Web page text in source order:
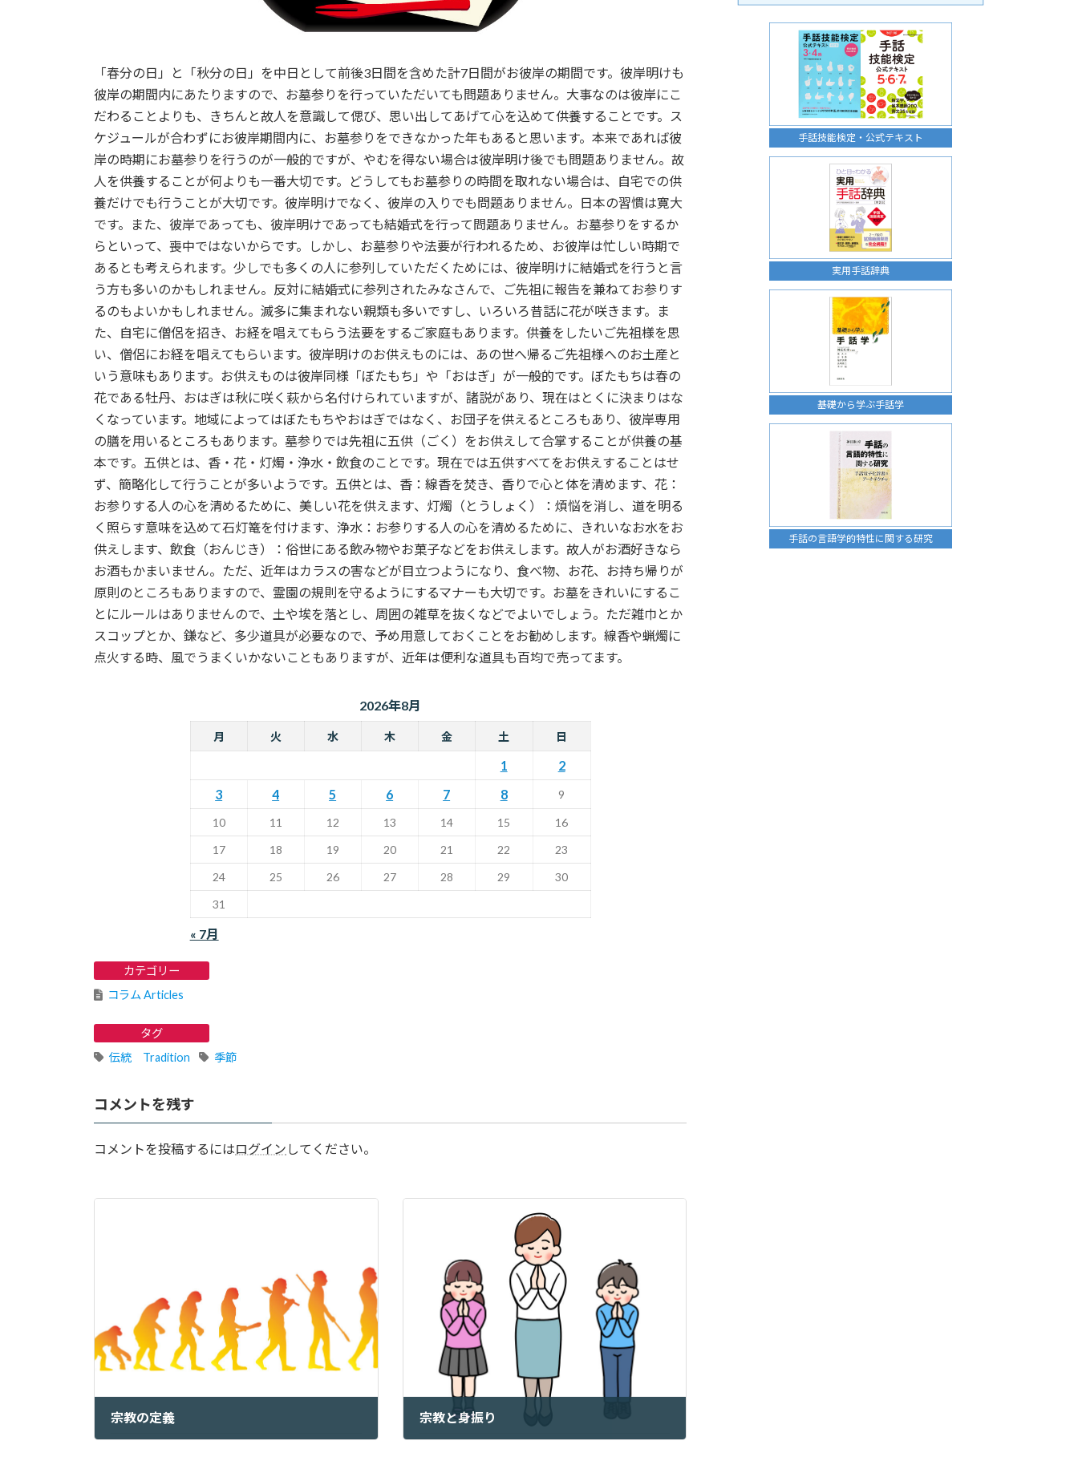
「春分の日」と「秋分の日」を中日として前後3日間を含めた計7日間がお彼岸の期間です。彼岸明けも
彼岸の期間内にあたりますので、お墓参りを行っていただいても問題ありません。大事なのは彼岸にこ
だわることよりも、きちんと故人を意識して偲び、思い出してあげて心を込めて供養することです。ス
ケジュールが合わずにお彼岸期間内に、お墓参りをできなかった年もあると思います。本来であれば彼
岸の時期にお墓参りを行うのが一般的ですが、やむを得ない場合は彼岸明け後でも問題ありません。故
人を供養することが何よりも一番大切です。どうしてもお墓参りの時間を取れない場合は、自宅での供
養だけでも行うことが大切です。彼岸明けでなく、彼岸の入りでも問題ありません。日本の習慣は寛大
です。また、彼岸であっても、彼岸明けであっても結婚式を行って問題ありません。お墓参りをするか
らといって、喪中ではないからです。しかし、お墓参りや法要が行われるため、お彼岸は忙しい時期で
あるとも考えられます。少しでも多くの人に参列していただくためには、彼岸明けに結婚式を行うと言
う方も多いのかもしれません。反対に結婚式に参列されたみなさんで、ご先祖に報告を兼ねてお参りす
るのもよいかもしれません。滅多に集まれない親類も多いですし、いろいろ昔話に花が咲きます。ま
た、自宅に僧侶を招き、お経を唱えてもらう法要をするご家庭もあります。供養をしたいご先祖様を思
い、僧侶にお経を唱えてもらいます。彼岸明けのお供えものには、あの世へ帰るご先祖様へのお土産と
いう意味もあります。お供えものは彼岸同様「ぼたもち」や「おはぎ」が一般的です。ぼたもちは春の
花である牡丹、おはぎは秋に咲く萩から名付けられていますが、諸説があり、現在はとくに決まりはな
くなっています。地域によってはぼたもちやおはぎではなく、お団子を供えるところもあり、彼岸専用
の膳を用いるところもあります。墓参りでは先祖に五供（ごく）をお供えして合掌することが供養の基
本です。五供とは、香・花・灯燭・浄水・飲食のことです。現在では五供すべてをお供えすることはせ
ず、簡略化して行うことが多いようです。五供とは、香：線香を焚き、香りで心と体を清めます、花：
お参りする人の心を清めるために、美しい花を供えます、灯燭（とうしょく）：煩悩を消し、道を明る
く照らす意味を込めて石灯篭を付けます、浄水：お参りする人の心を清めるために、きれいなお水をお
供えします、飲食（おんじき）：俗世にある飲み物やお菓子などをお供えします。故人がお酒好きなら
お酒もかまいません。ただ、近年はカラスの害などが目立つようになり、食べ物、お花、お持ち帰りが
原則のところもありますので、霊園の規則を守るようにするマナーも大切です。お墓をきれいにするこ
とにルールはありませんので、土や埃を落とし、周囲の雑草を抜くなどでよいでしょう。ただ雑巾とか
スコップとか、鎌など、多少道具が必要なので、予め用意しておくことをお勧めします。線香や蝋燭に
点火する時、風でうまくいかないこともありますが、近年は便利な道具も百均で売ってます。
2026年8月
月 火 水 木 金 土 日
1
2
3
4 5 6 7 8 9
10 11 12 13 14 15
16
17
18 19 20 21 22
23
24
25 26 27 28 29
30
31
« 7月
カテゴリー
コラム Articles
タグ
伝統 Tradition
季節
コメントを残す
コメントを投稿するにはログイン してください。
宗教の定義 宗教と身振り
手話の言語学的特性に関する研究
手話技能検定・公式テキスト
実用手話辞典
基礎から学ぶ手話学
手話の言語学的特性に関する研究